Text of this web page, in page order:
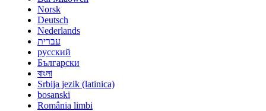
Norsk
Deutsch
Nederlands
עברית
русский
Български
বাংলা
Srbija jezik (latinica)
bosanski
România limbi